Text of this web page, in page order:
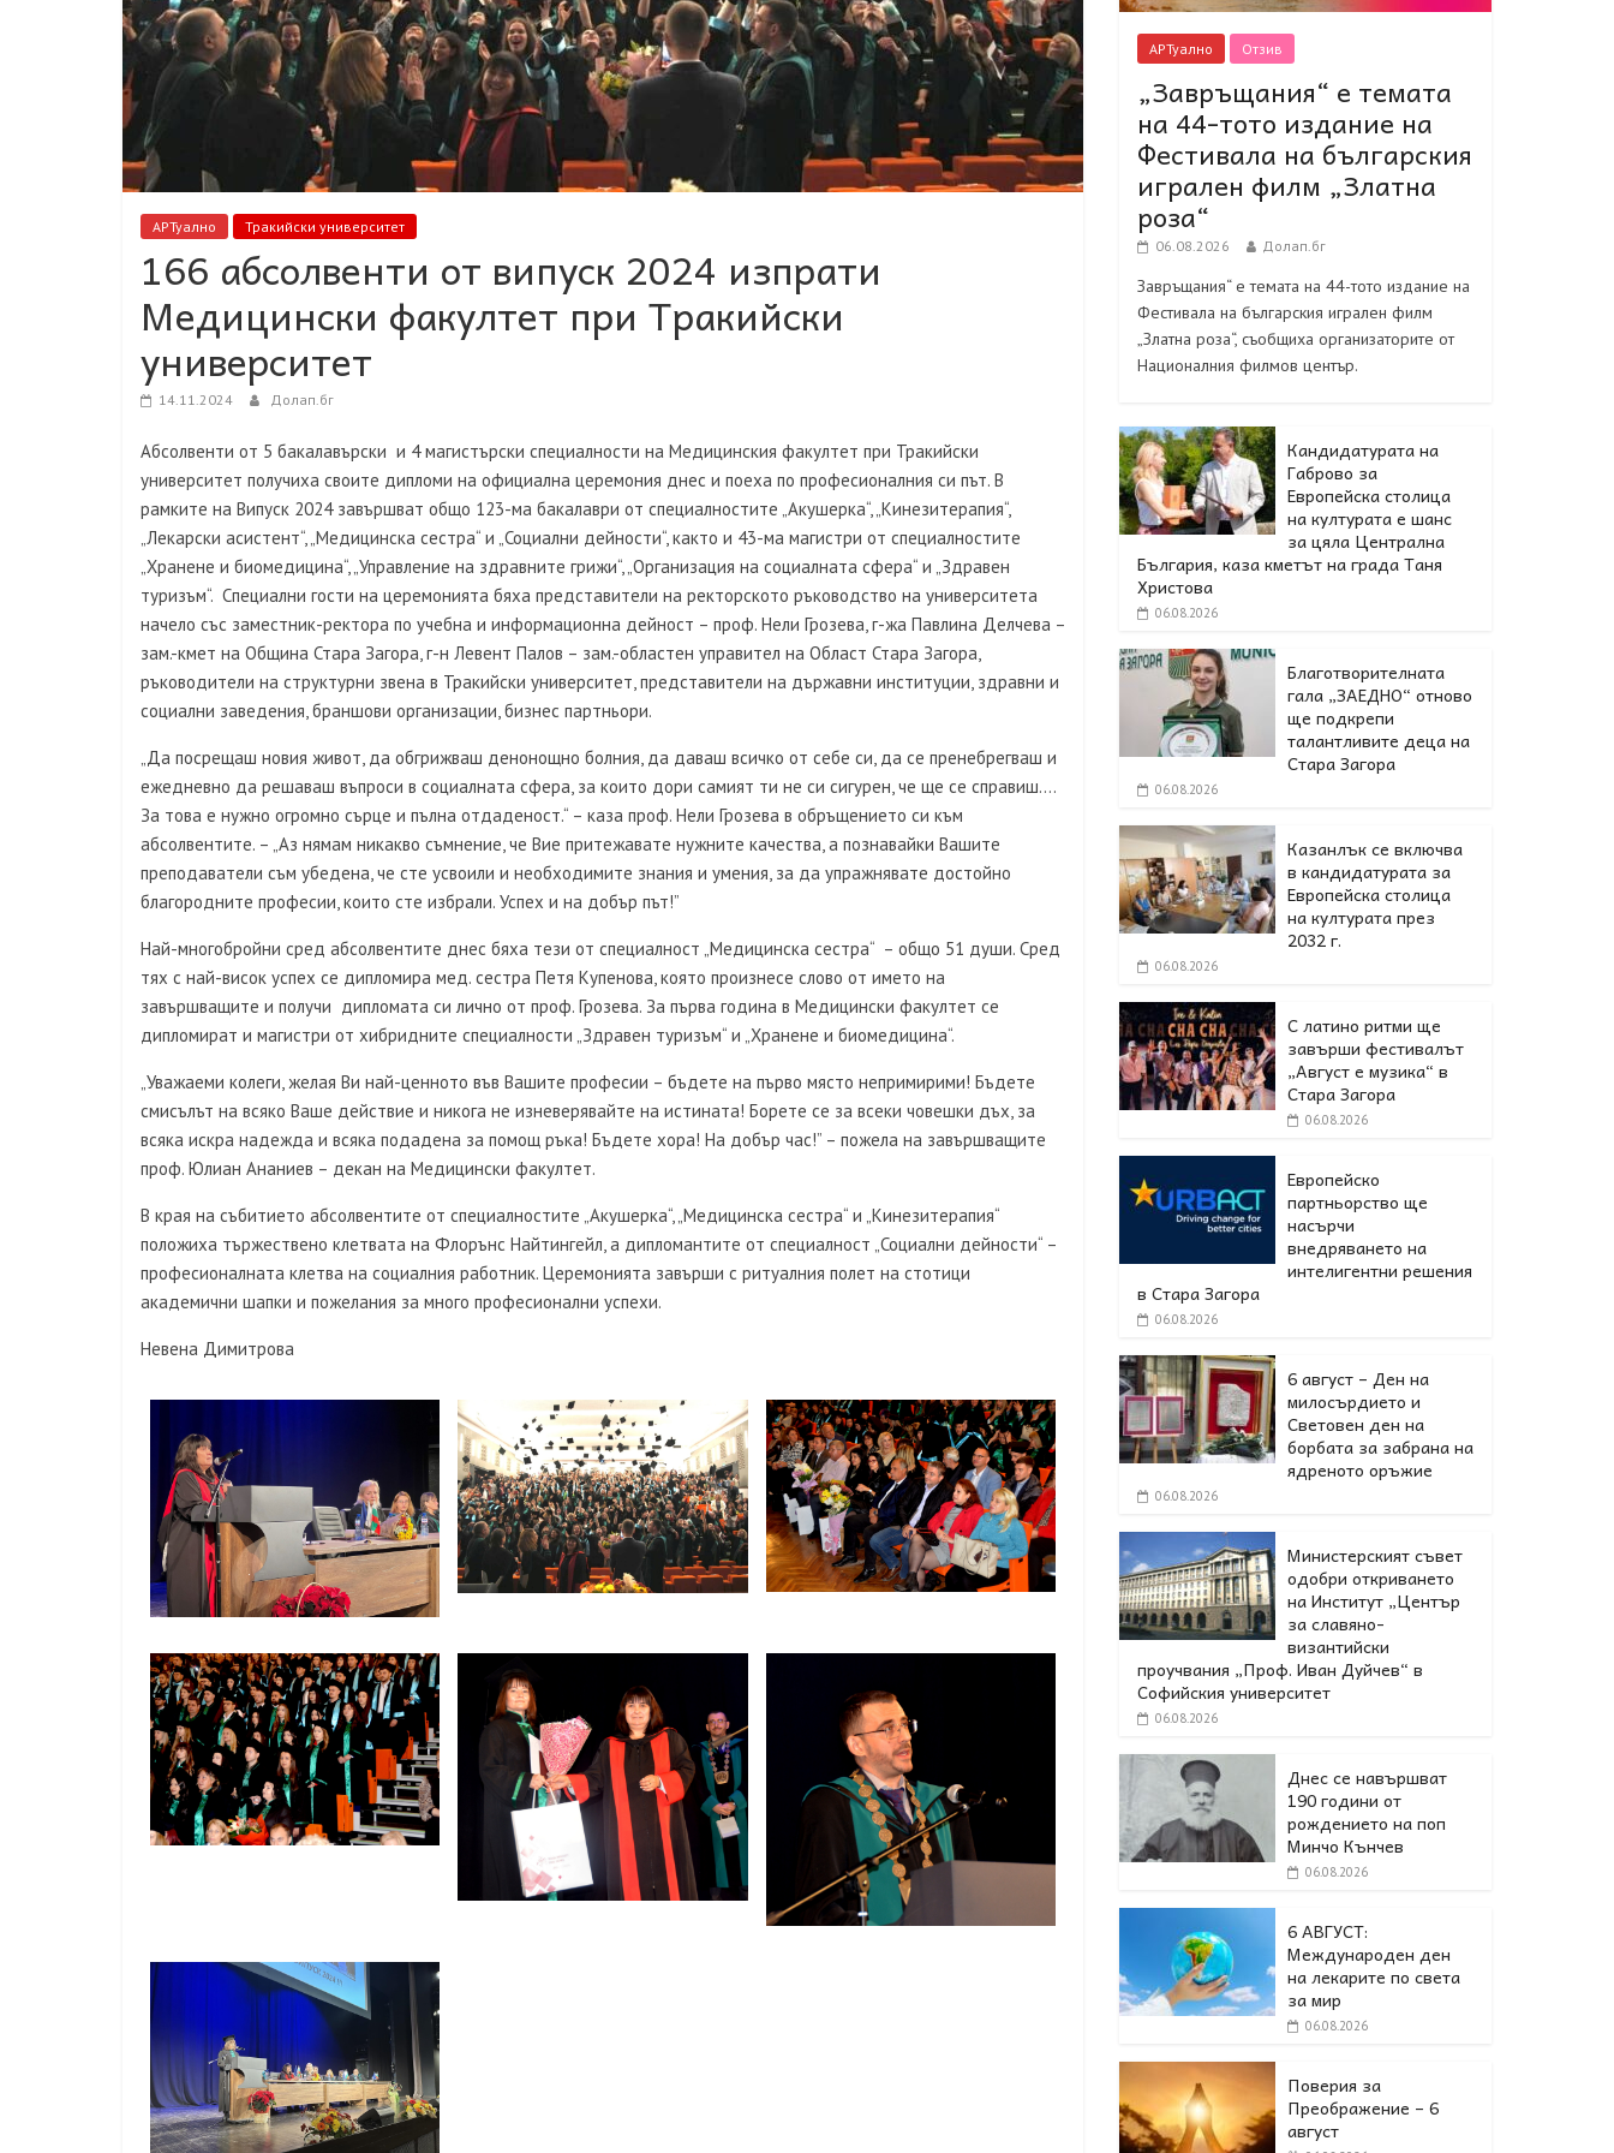
АРТуално Тракийски университет
166 абсолвенти от випуск 2024 изпрати
Медицински факултет при Тракийски
университет
14.11.2024 Долап.бг
Абсолвенти от 5 бакалавърски и 4 магистърски специалности на Медицинския факултет при Тракийски
университет получиха своите дипломи на официална церемония днес и поеха по професионалния си път. В
рамките на Випуск 2024 завършват общо 123-ма бакалаври от специалностите „Акушерка“, „Кинезитерапия“,
„Лекарски асистент“, „Медицинска сестра“ и „Социални дейности“, както и 43-ма магистри от специалностите
„Хранене и биомедицина“, „Управление на здравните грижи“, „Организация на социалната сфера“ и „Здравен
туризъм“. Специални гости на церемонията бяха представители на ректорското ръководство на университета
начело със заместник-ректора по учебна и информационна дейност – проф. Нели Грозева, г-жа Павлина Делчева –
зам.-кмет на Община Стара Загора, г-н Левент Палов – зам.-областен управител на Област Стара Загора,
ръководители на структурни звена в Тракийски университет, представители на държавни институции, здравни и
социални заведения, браншови организации, бизнес партньори.
„Да посрещаш новия живот, да обгрижваш денонощно болния, да даваш всичко от себе си, да се пренебрегваш и
ежедневно да решаваш въпроси в социалната сфера, за които дори самият ти не си сигурен, че ще се справиш….
За това е нужно огромно сърце и пълна отдаденост.“ – каза проф. Нели Грозева в обръщението си към
абсолвентите. – „Аз нямам никакво съмнение, че Вие притежавате нужните качества, а познавайки Вашите
преподаватели съм убедена, че сте усвоили и необходимите знания и умения, за да упражнявате достойно
благородните професии, които сте избрали. Успех и на добър път!”
Най-многобройни сред абсолвентите днес бяха тези от специалност „Медицинска сестра“ – общо 51 души. Сред
тях с най-висок успех се дипломира мед. сестра Петя Купенова, която произнесе слово от името на
завършващите и получи дипломата си лично от проф. Грозева. За първа година в Медицински факултет се
дипломират и магистри от хибридните специалности „Здравен туризъм“ и „Хранене и биомедицина“.
„Уважаеми колеги, желая Ви най-ценното във Вашите професии – бъдете на първо място непримирими! Бъдете
смисълът на всяко Ваше действие и никога не изневерявайте на истината! Борете се за всеки човешки дъх, за
всяка искра надежда и всяка подадена за помощ ръка! Бъдете хора! На добър час!” – пожела на завършващите
проф. Юлиан Ананиев – декан на Медицински факултет.
В края на събитието абсолвентите от специалностите „Акушерка“, „Медицинска сестра“ и „Кинезитерапия“
положиха тържествено клетвата на Флорънс Найтингейл, а дипломантите от специалност „Социални дейности“ –
професионалната клетва на социалния работник. Церемонията завърши с ритуалния полет на стотици
академични шапки и пожелания за много професионални успехи.
Невена Димитрова
АРТуално Отзив
„Завръщания“ е темата
на 44-тото издание на
Фестивала на българския
игрален филм „Златна
роза“
06.08.2026 Долап.бг
Завръщания“ е темата на 44-тото издание на
Фестивала на българския игрален филм
„Златна роза“, съобщиха организаторите от
Националния филмов център.
Кандидатурата на
Габрово за
Европейска столица
на културата е шанс
за цяла Централна
България, каза кметът на града Таня
Христова
06.08.2026
Благотворителната
гала „ЗАЕДНО“ отново
ще подкрепи
талантливите деца на
Стара Загора
06.08.2026
Казанлък се включва
в кандидатурата за
Европейска столица
на културата през
2032 г.
06.08.2026
С латино ритми ще
завърши фестивалът
„Август е музика“ в
Стара Загора
06.08.2026
Европейско
партньорство ще
насърчи
внедряването на
интелигентни решения
в Стара Загора
06.08.2026
6 август – Ден на
милосърдието и
Световен ден на
борбата за забрана на
ядреното оръжие
06.08.2026
Министерският съвет
одобри откриването
на Институт „Център
за славяно-
византийски
проучвания „Проф. Иван Дуйчев“ в
Софийския университет
06.08.2026
Днес се навършват
190 години от
рождението на поп
Минчо Кънчев
06.08.2026
6 АВГУСТ:
Международен ден
на лекарите по света
за мир
06.08.2026
Поверия за
Преображение – 6
август